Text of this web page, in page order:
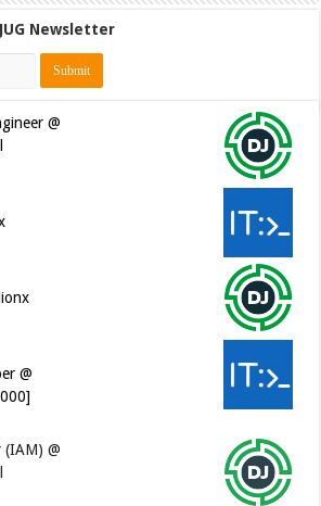
Newsletter
@
@
(IAM) @